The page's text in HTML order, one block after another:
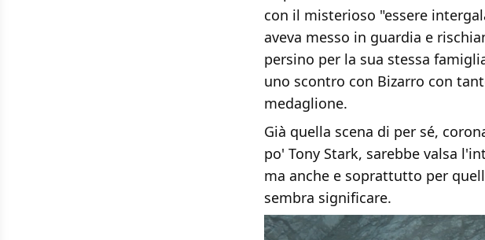
con il misterioso "essere
aveva messo in guardia e
persino per la sua stessa
uno scontro con Bizarro con
medaglione.
Già quella scena di per sé,
po' Tony Stark, sarebbe valsa
ma anche e soprattutto per
sembra significare.